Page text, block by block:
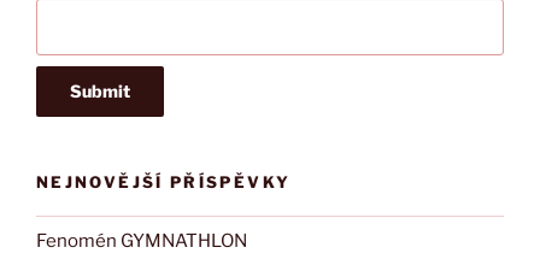
NEJNOVĚJŠÍ PŘÍSPĚVKY
Fenomén GYMNATHLON